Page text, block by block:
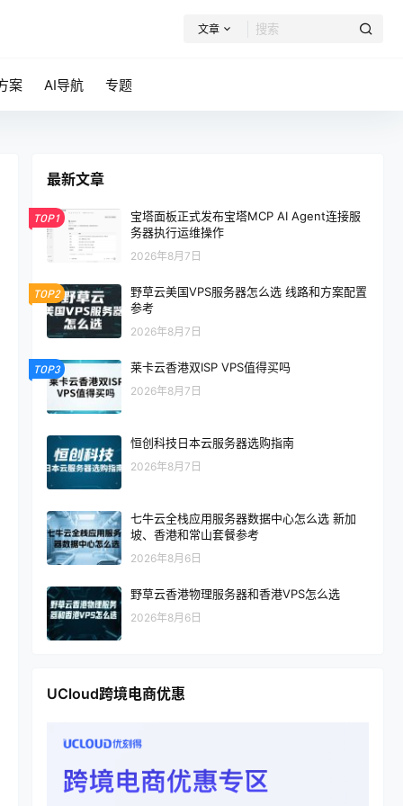
文章
案 AI导航 专题
最新文章
TOP1
宝塔面板正式发布宝塔MCP AI Agent连接服
务器执行运维操作
2026年8月7日
TOP2
野草云美国VPS服务器怎么选 线路和方案配置
参考
2026年8月7日
TOP3 莱卡云香港双ISP VPS值得买吗
2026年8月7日
恒创科技日本云服务器选购指南
2026年8月7日
七牛云全栈应用服务器数据中心怎么选 新加
坡、香港和常山套餐参考
2026年8月6日
野草云香港物理服务器和香港VPS怎么选
2026年8月6日
UCloud跨境电商优惠